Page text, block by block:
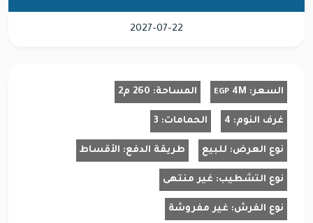
2027-07-22
السعر: 4M
EGP المساحة: 260 م2
غرف النوم: 4 الحمامات: 3
نوع العرض: للبيع طريقة الدفع: الأقساط
نوع التشطيب: غير منتهى
نوع الفرش: غير مفروشة